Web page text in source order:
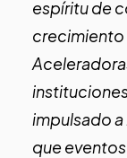
espíritu de
crecimiento
impulsado
que